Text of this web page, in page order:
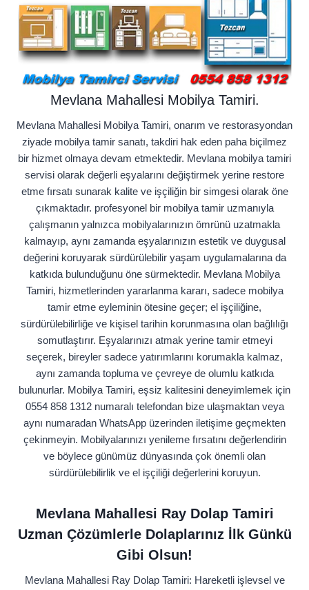
Mevlana Mahallesi Mobilya Tamiri.
Mevlana Mahallesi Mobilya Tamiri, onarım ve restorasyondan
ziyade mobilya tamir sanatı, takdiri hak eden paha biçilmez
bir hizmet olmaya devam etmektedir. Mevlana mobilya tamiri
servisi olarak değerli eşyalarını değiştirmek yerine restore
etme fırsatı sunarak kalite ve işçiliğin bir simgesi olarak öne
çıkmaktadır. profesyonel bir mobilya tamir uzmanıyla
çalışmanın yalnızca mobilyalarınızın ömrünü uzatmakla
kalmayıp, aynı zamanda eşyalarınızın estetik ve duygusal
değerini koruyarak sürdürülebilir yaşam uygulamalarına da
katkıda bulunduğunu öne sürmektedir. Mevlana Mobilya
Tamiri, hizmetlerinden yararlanma kararı, sadece mobilya
tamir etme eyleminin ötesine geçer; el işçiliğine,
sürdürülebilirliğe ve kişisel tarihin korunmasına olan bağlılığı
somutlaştırır. Eşyalarınızı atmak yerine tamir etmeyi
seçerek, bireyler sadece yatırımlarını korumakla kalmaz,
aynı zamanda topluma ve çevreye de olumlu katkıda
bulunurlar. Mobilya Tamiri, eşsiz kalitesini deneyimlemek için
0554 858 1312 numaralı telefondan bize ulaşmaktan veya
aynı numaradan WhatsApp üzerinden iletişime geçmekten
çekinmeyin. Mobilyalarınızı yenileme fırsatını değerlendirin
ve böylece günümüz dünyasında çok önemli olan
sürdürülebilirlik ve el işçiliği değerlerini koruyun.
Mevlana Mahallesi Ray Dolap Tamiri
Uzman Çözümlerle Dolaplarınız İlk Günkü
Gibi Olsun!
Mevlana Mahallesi Ray Dolap Tamiri: Hareketli işlevsel ve